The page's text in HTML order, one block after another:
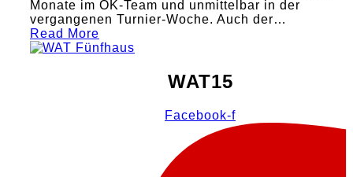
Monate im OK-Team und unmittelbar in der
vergangenen Turnier-Woche. Auch der…
Read More
WAT15
Facebook-f